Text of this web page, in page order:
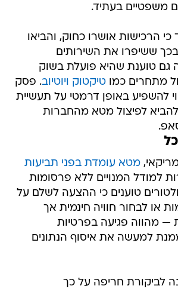
משפטיים בעתיד.
הרכישות אושרו כחוק, והביאו
ששיפרו את השירותים
גם טוענת שהיא פועלת בשוק
מתחרים כמוטיקטוק ויוטיוב. פסק
להשפיע באופן דרמטי על תעשיית
להביא לפיצול מטא מהחברות
מטא עומדת בפני תביעות
למודל המנויים ללא פרסומות
טוענים כי ההצעה לשלם על
או לבחור חוויה חינמית אך
מהווה פגיעה בפרטיות
למעשה את איסוף הנתונים
לביקורת חריפה על כך